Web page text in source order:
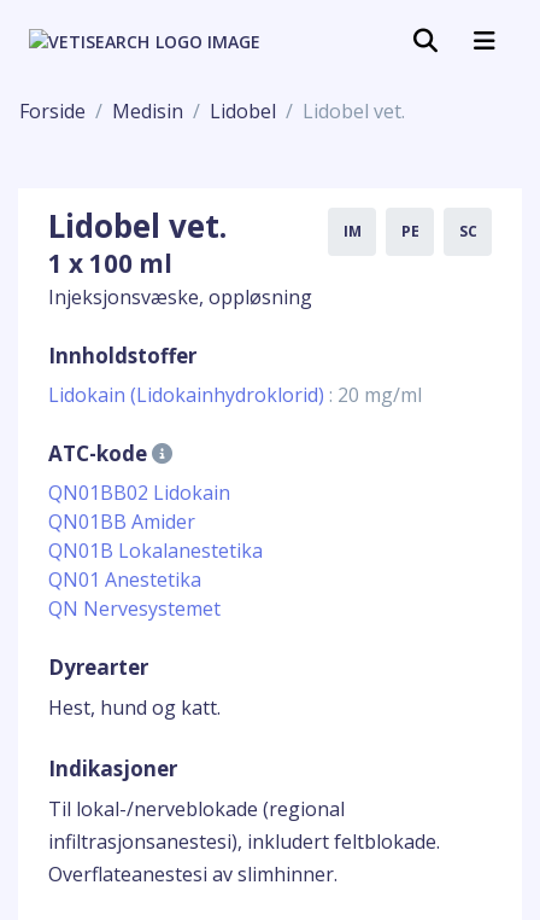
Forside Medisin Lidobel Lidobel vet.
Lidobel vet.
1 x 100 ml
Injeksjonsvæske, oppløsning
IM PE SC
Innholdstoffer
Lidokain (Lidokainhydroklorid) : 20 mg/ml
ATC-kode
QN01BB02 Lidokain
QN01BB Amider
QN01B Lokalanestetika
QN01 Anestetika
QN Nervesystemet
Dyrearter
Hest, hund og katt.
Indikasjoner
Til lokal-/nerveblokade (regional
infiltrasjonsanestesi), inkludert feltblokade.
Overflateanestesi av slimhinner.